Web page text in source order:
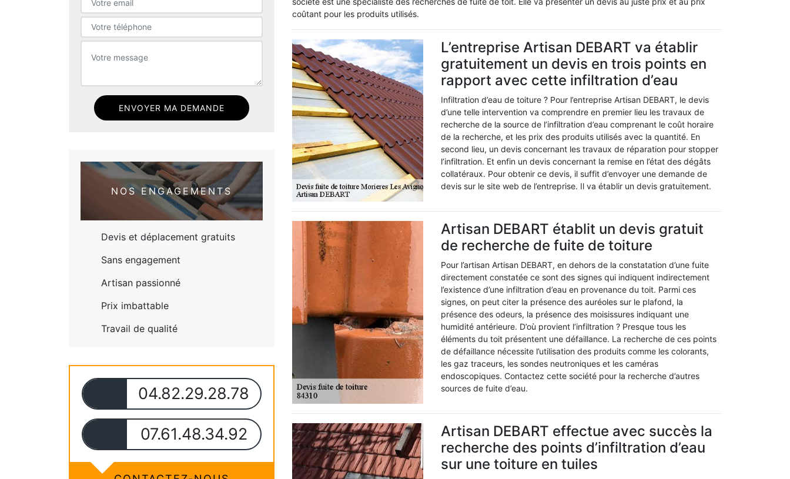
NOS ENGAGEMENTS
Devis et déplacement gratuits
Sans engagement
Artisan passionné
Prix imbattable
Travail de qualité
04.82.29.28.78
07.61.48.34.92
coûtant pour les produits utilisés.
L’entreprise Artisan DEBART va établir
gratuitement un devis en trois points en
rapport avec cette infiltration d’eau
Infiltration d’eau de toiture ? Pour l’entreprise Artisan DEBART, le devis
d’une telle intervention va comprendre en premier lieu les travaux de
recherche de la source de l’infiltration d’eau comprenant le coût horaire
de la recherche, et les prix des produits utilisés avec la quantité. En
second lieu, un devis concernant les travaux de réparation pour stopper
l’infiltration. Et enfin un devis concernant la remise en l’état des dégâts
collatéraux. Pour obtenir ce devis, il suffit d’envoyer une demande de
devis sur le site web de l’entreprise. Il va établir un devis gratuitement.
Artisan DEBART établit un devis gratuit
de recherche de fuite de toiture
Pour l’artisan Artisan DEBART, en dehors de la constatation d’une fuite
directement constatée ce sont des signes qui indiquent indirectement
l’existence d’une infiltration d’eau en provenance du toit. Parmi ces
signes, on peut citer la présence des auréoles sur le plafond, la
présence des odeurs, la présence des moisissures indiquant une
humidité antérieure. D’où provient l’infiltration ? Presque tous les
éléments du toit présentent une défaillance. La recherche de ces points
de défaillance nécessite l’utilisation des produits comme les colorants,
les gaz traceurs, les sondes neutroniques et les caméras
endoscopiques. Contactez cette société pour la recherche d’autres
sources de fuite d’eau.
Artisan DEBART effectue avec succès la
recherche des points d’infiltration d’eau
sur une toiture en tuiles